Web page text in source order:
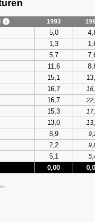
1993
5,0
1,3
5,7
11,6
15,1
16,7
16,7
15,3
13,0
8,9
2,2
5,1
0,00